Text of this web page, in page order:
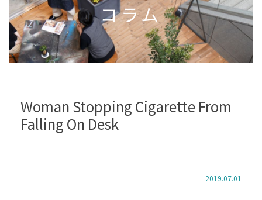
コラム
Woman Stopping Cigarette From
Falling On Desk
2019.07.01